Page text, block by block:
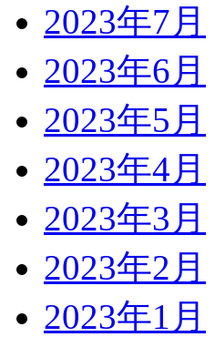
2023年7月
2023年6月
2023年5月
2023年4月
2023年3月
2023年2月
2023年1月